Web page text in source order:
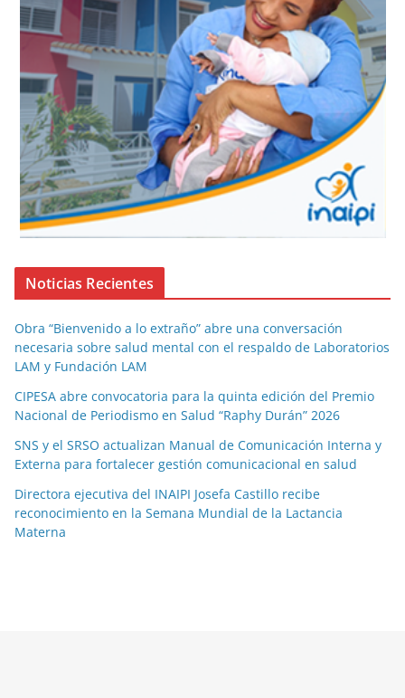
Noticias Recientes
Obra “Bienvenido a lo extraño” abre una conversación
necesaria sobre salud mental con el respaldo de Laboratorios
LAM y Fundación LAM
CIPESA abre convocatoria para la quinta edición del Premio
Nacional de Periodismo en Salud “Raphy Durán” 2026
SNS y el SRSO actualizan Manual de Comunicación Interna y
Externa para fortalecer gestión comunicacional en salud
Directora ejecutiva del INAIPI Josefa Castillo recibe
reconocimiento en la Semana Mundial de la Lactancia
Materna